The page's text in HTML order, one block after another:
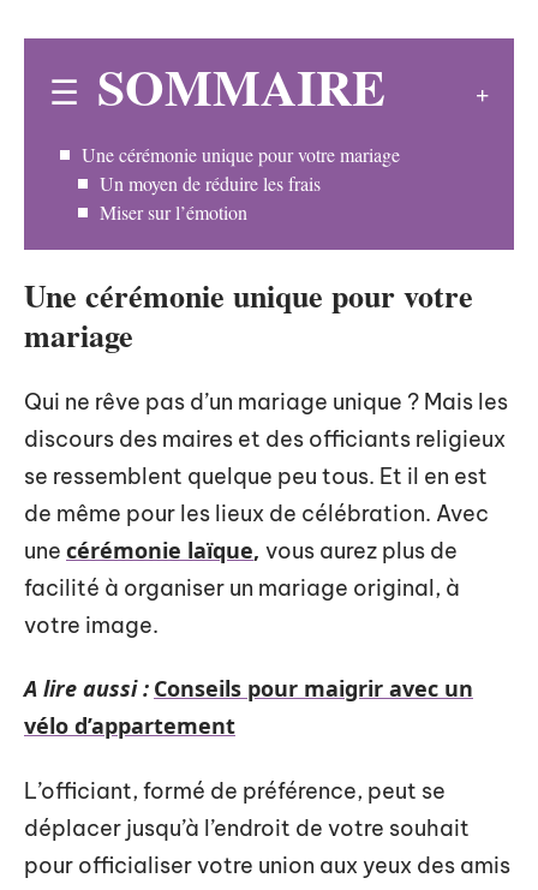
SOMMAIRE
Une cérémonie unique pour votre mariage
Un moyen de réduire les frais
Miser sur l’émotion
Une cérémonie unique pour votre
mariage
Qui ne rêve pas d’un mariage unique ? Mais les
discours des maires et des officiants religieux
se ressemblent quelque peu tous. Et il en est
de même pour les lieux de célébration. Avec
une cérémonie laïque, vous aurez plus de
facilité à organiser un mariage original, à
votre image.
A lire aussi : Conseils pour maigrir avec un
vélo d’appartement
L’officiant, formé de préférence, peut se
déplacer jusqu’à l’endroit de votre souhait
pour officialiser votre union aux yeux des amis